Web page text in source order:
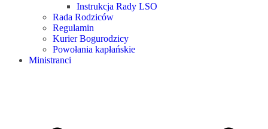
Instrukcja Rady LSO
Rada Rodziców
Regulamin
Kurier Bogurodzicy
Powołania kapłańskie
Ministranci